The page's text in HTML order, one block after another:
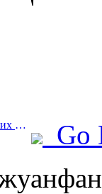
Prev:Ожидается, что за 9 дней весенних праздников более 18 миллионов человек совершат поездки в страну и из страны.
Go